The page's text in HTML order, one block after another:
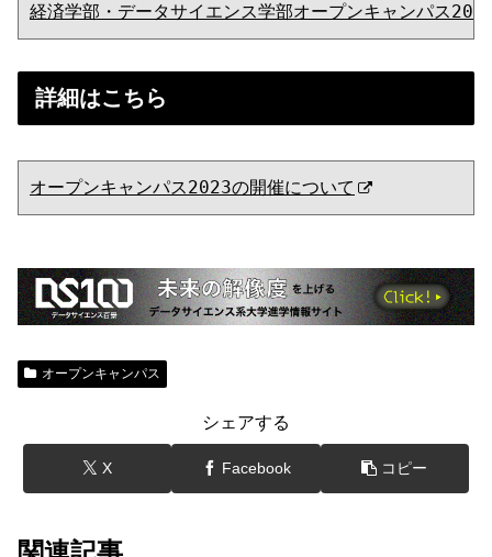
経済学部・データサイエンス学部オープンキャンパス
詳細はこちら
オープンキャンパス2023の開催について
オープンキャンパス
シェアする
X Facebook コピー